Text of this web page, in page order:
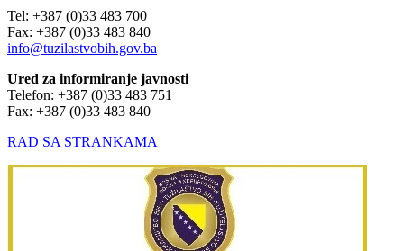
Tel: +387 (0)33 483 700
Fax: +387 (0)33 483 840
info@tuzilastvobih.gov.ba
Ured za informiranje javnosti
Telefon: +387 (0)33 483 751
Fax: +387 (0)33 483 840
RAD SA STRANKAMA